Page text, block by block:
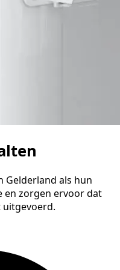
Gelderland als hun
en zorgen ervoor dat